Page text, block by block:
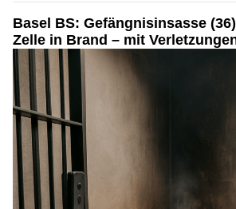
Basel BS: Gefängnisinsasse
Zelle in Brand – mit